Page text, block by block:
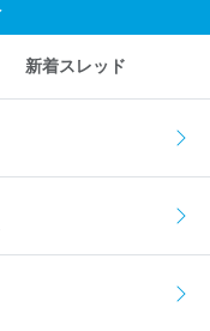
新着スレッド